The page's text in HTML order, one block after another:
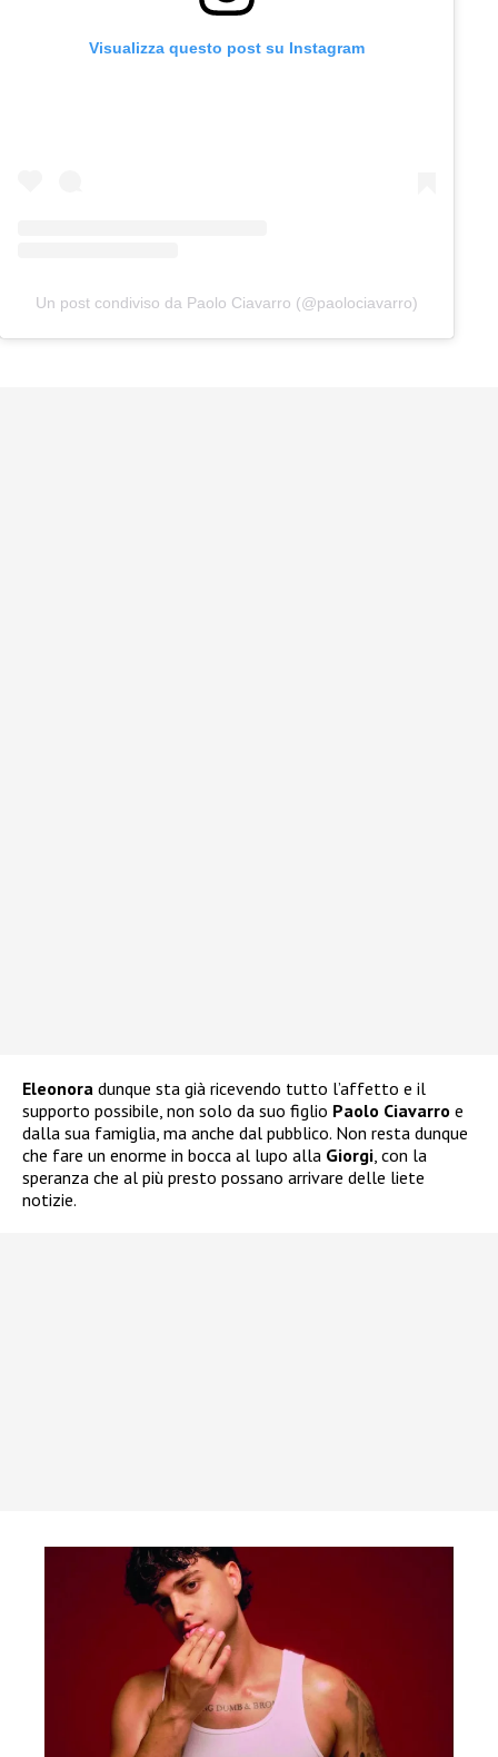
Visualizza questo post su Instagram
Un post condiviso da Paolo Ciavarro (@paolociavarro)
Eleonora dunque sta già ricevendo tutto l’affetto e il
supporto possibile, non solo da suo figlio Paolo Ciavarro e
dalla sua famiglia, ma anche dal pubblico. Non resta dunque
che fare un enorme in bocca al lupo alla Giorgi , con la
speranza che al più presto possano arrivare delle liete
notizie.